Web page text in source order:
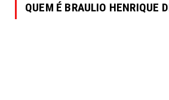
QUEM É BRAULIO HENRIQUE